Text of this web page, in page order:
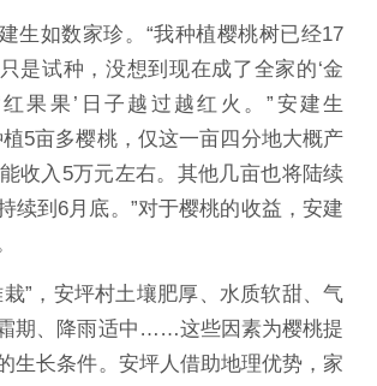
生如数家珍。“我种植樱桃树已经17
是试种，没想到现在成了全家的‘金
红果果’日子越过越红火。”安建生
5亩多樱桃，仅这一亩四分地大概产
收入5万元左右。其他几亩也将陆续
续到6月底。”对于樱桃的收益，安建
”，安坪村土壤肥厚、水质软甜、气
期、降雨适中……这些因素为樱桃提
生长条件。安坪人借助地理优势，家